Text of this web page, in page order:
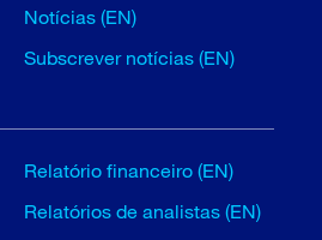
Notícias (EN)
Subscrever notícias (EN)
Relatório financeiro (EN)
Relatórios de analistas (EN)